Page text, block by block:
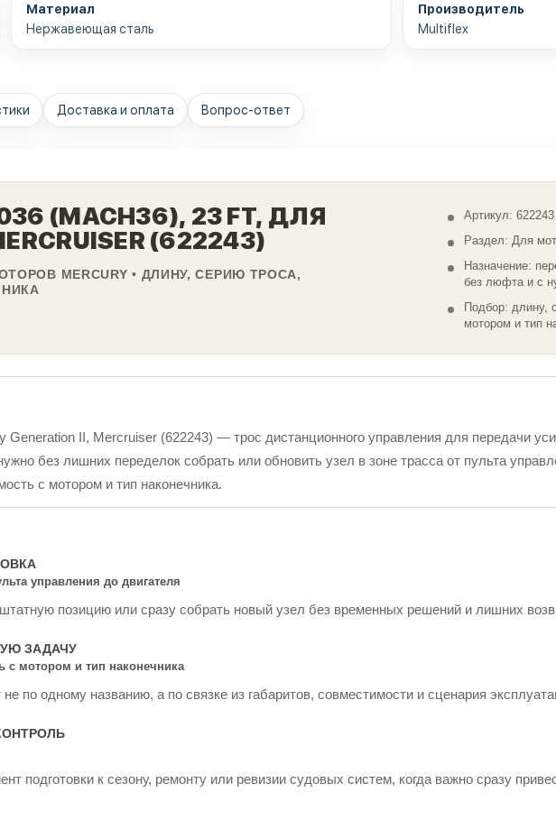
Материал
Нержавеющая сталь
Производитель
Multiflex
Доставка и оплата Вопрос-ответ
(MACH36), 23 FT, ДЛЯ
(622243)
MERCURY • ДЛИНУ, СЕРИЮ ТРОСА,
Артикул: 622243
Раздел: Для
Назначение:
без люфта и с
Подбор: длину,
мотором и тип
II, Mercruiser (622243) — трос дистанционного управления для передачи
без лишних переделок собрать или обновить узел в зоне трасса от пульта
с мотором и тип наконечника.
управления до двигателя
позицию или сразу собрать новый узел без временных решений и лишних
ЗАДАЧУ
с мотором и тип наконечника
по одному названию, а по связке из габаритов, совместимости и сценария
подготовки к сезону, ремонту или ревизии судовых систем, когда важно сразу